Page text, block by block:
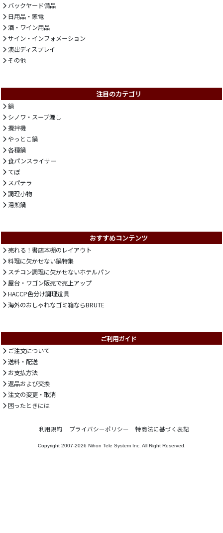
バックヤード備品
日用品・家電
酒・ワイン用品
サイン・インフォメーション
演出ディスプレイ
その他
注目のカテゴリ
鍋
シノワ・スープ漉し
攪拌機
やっとこ鍋
各種鍋
食パンスライサー
てぼ
スパテラ
調理小物
湯煎鍋
おすすめコンテンツ
売れる！書店本棚のレイアウト
料理に欠かせない鍋特集
スチコン調理に欠かせないホテルパン
屋台・ワゴン販売で売上アップ
HACCP色分け調理道具
海外のおしゃれなゴミ箱ならBRUTE
ご利用ガイド
ご注文について
送料・配送
お支払方法
返品および交換
注文の変更・取消
困ったときには
利用規約 プライバシーポリシー 特商法に基づく表記
Copyright 2007-2026 Nihon Tele System Inc. All Right Reserved.